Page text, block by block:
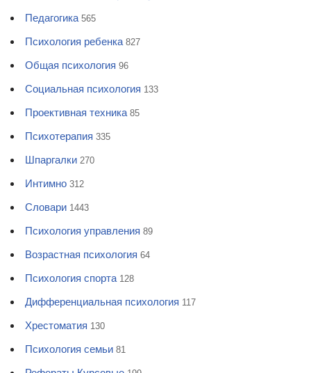
Педагогика 565
Психология ребенка 827
Общая психология 96
Социальная психология 133
Проективная техника 85
Психотерапия 335
Шпаргалки 270
Интимно 312
Словари 1443
Психология управления 89
Возрастная психология 64
Психология спорта 128
Дифференциальная психология 117
Хрестоматия 130
Психология семьи 81